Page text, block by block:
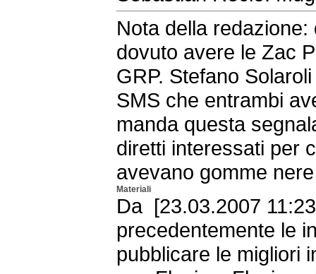
Nota della
dovuto avere le Zac
GRP. Stefano
SMS che entrambi
manda questa
diretti interessati per
avevano gomme
Materiali
Da [23.03.2007
precedentemente le
pubblicare le migliori